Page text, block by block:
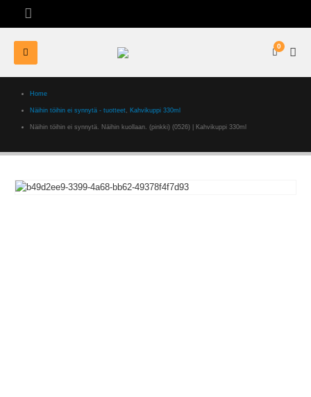
0
Home
Näihin töihin ei synnytä - tuotteet, Kahvikuppi 330ml
Näihin töihin ei synnytä. Näihin kuollaan. (pinkki) (0526) | Kahvikuppi 330ml